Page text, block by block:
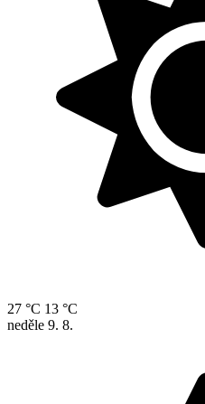
27 °C 13 °C
neděle 9. 8.